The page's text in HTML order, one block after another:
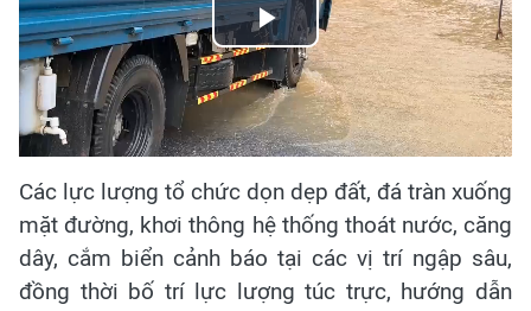
Play
Video
Các lực lượng tổ chức dọn dẹp đất, đá tràn xuống
mặt đường, khơi thông hệ thống thoát nước, căng
dây, cắm biển cảnh báo tại các vị trí ngập sâu,
đồng thời bố trí lực lượng túc trực, hướng dẫn